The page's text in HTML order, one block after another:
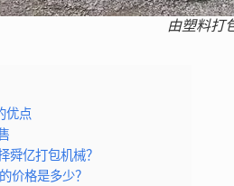
由塑料打
优点
舜亿打包机械？
价格是多少？